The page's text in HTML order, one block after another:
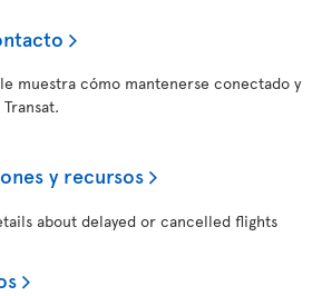
muestra cómo mantenerse conectado y
y recursos
about delayed or cancelled flights